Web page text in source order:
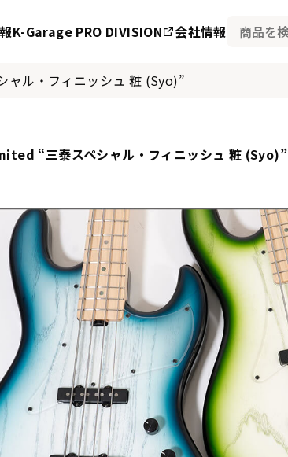
K-Garage PRO DIVISION 会社情報
ル・フィニッシュ 粧 (Syo)”
“三泰スペシャル・フィニッシュ 粧 (Syo)”